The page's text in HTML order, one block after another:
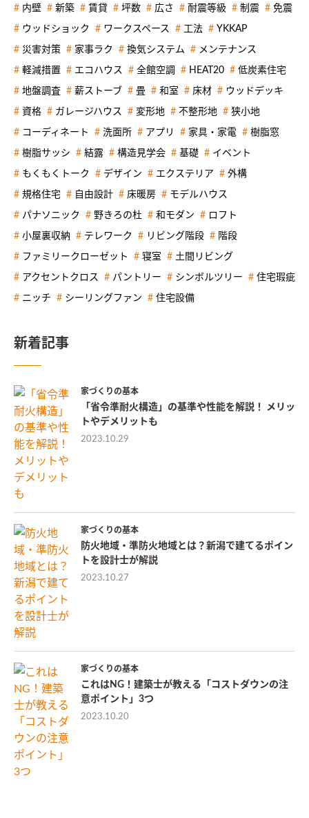
内壁 新築 賃貸 坪数 広さ 耐震等級 制震 免震
ウッドショック ワークスペース 工法 YKKAP
災害対策 家事ラク 換気システム メンテナンス
軽減措置 エコハウス 全館空調 HEAT20 低炭素住宅
地盤調査 薪ストーブ 畳 和室 床材 ウッドデッキ
資格 ガレージハウス 変形地 不整形地 狭小地
コーディネート 洗面所 アプリ 家具・家電 樹脂窓
樹脂サッシ 結露 構造見学会 基礎 イベント
もくもくトーク デザイン エクステリア 外構
規格住宅 自由設計 床暖房 モデルハウス
パナソニック 野きろの杜 和モダン ロフト
小屋裏収納 テレワーク リビング階段 階段
ファミリークローゼット 寝室 土間リビング
アクセントクロス パントリー シンボルツリー 住宅瑕疵
ニッチ シーリングファン 住宅設備
新着記事
家づくりの基本
「省令準耐火構造」の基準や性能を解説！ メリッ
トやデメリットも
2023.10.29
家づくりの基本
防火地域・準防火地域とは？新潟で建てるポイン
トを設計士が解説
2023.10.27
家づくりの基本
これはNG！建築士が教える「コストダウンの注
意ポイント」3つ
2023.10.20